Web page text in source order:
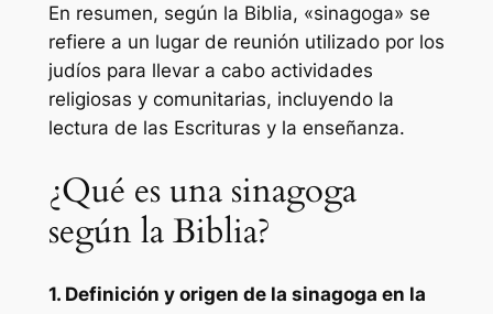
En resumen, según la Biblia, «sinagoga» se
refiere a un lugar de reunión utilizado por los
judíos para llevar a cabo actividades
religiosas y comunitarias, incluyendo la
lectura de las Escrituras y la enseñanza.
¿Qué es una sinagoga
según la Biblia?
1. Definición y origen de la sinagoga en la